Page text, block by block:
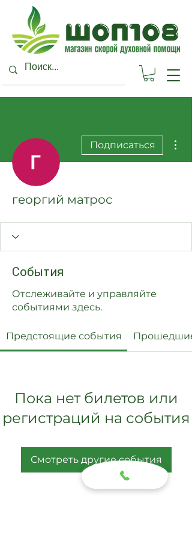
Подписаться
георгий матрос
События
Отслеживайте и управляйте
событиями здесь.
Предстоящие события
Пока нет билетов или
регистраций на события
Смотреть другие события